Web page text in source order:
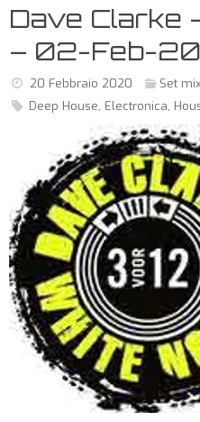
Dave Clarke
– 02-Feb-
20 Febbraio 2020
Set
Deep House, Electronica,